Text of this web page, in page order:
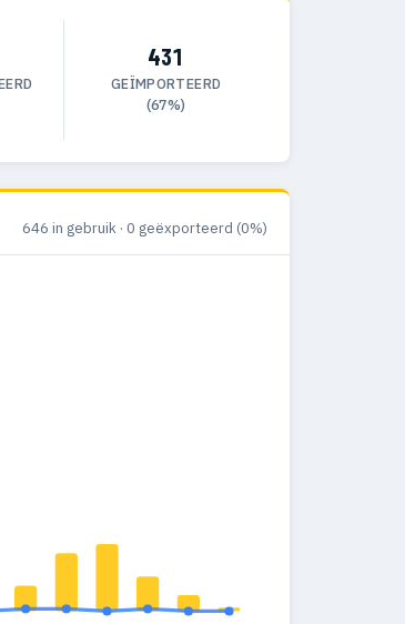
431
GEÏMPORTEERD
(67%)
646 in gebruik · 0 geëxporteerd (0%)